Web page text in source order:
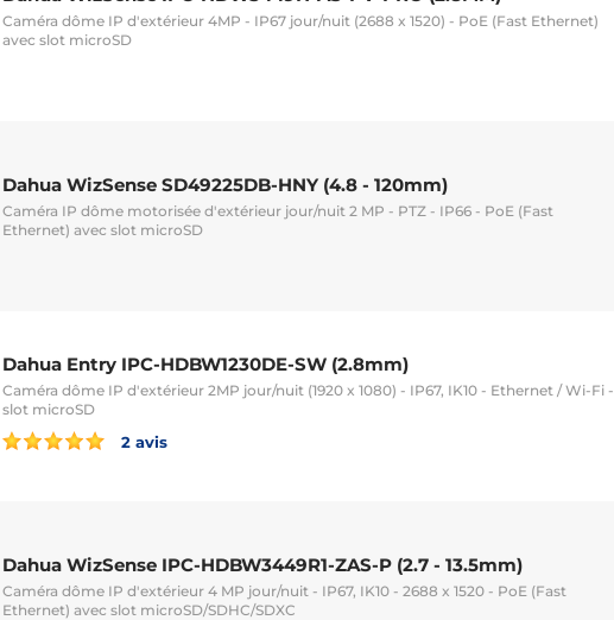
Caméra dôme IP d'extérieur 4MP - IP67 jour/nuit (2688 x 1520) - PoE (Fast Ethernet)
avec slot microSD
Dahua WizSense SD49225DB-HNY (4.8 - 120mm)
Caméra IP dôme motorisée d'extérieur jour/nuit 2 MP - PTZ - IP66 - PoE (Fast
Ethernet) avec slot microSD
Dahua Entry IPC-HDBW1230DE-SW (2.8mm)
Caméra dôme IP d'extérieur 2MP jour/nuit (1920 x 1080) - IP67, IK10 - Ethernet / Wi-Fi -
slot microSD
2 avis
Dahua WizSense IPC-HDBW3449R1-ZAS-P (2.7 - 13.5mm)
Caméra dôme IP d'extérieur 4 MP jour/nuit - IP67, IK10 - 2688 x 1520 - PoE (Fast
Ethernet) avec slot microSD/SDHC/SDXC